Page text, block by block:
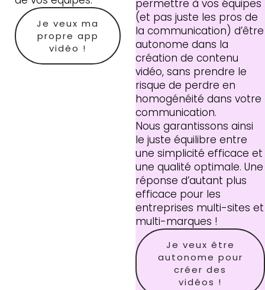
Je veux ma
propre app
vidéo !
permettre à vos équipes
(et pas juste les pros de
la communication) d’être
autonome dans la
création de contenu
vidéo, sans prendre le
risque de perdre en
homogénéité dans votre
communication.
Nous garantissons ainsi
le juste équilibre entre
une simplicité efficace et
une qualité optimale. Une
réponse d’autant plus
efficace pour les
entreprises multi-sites et
multi-marques !
Je veux être
autonome pour
créer des
vidéos !